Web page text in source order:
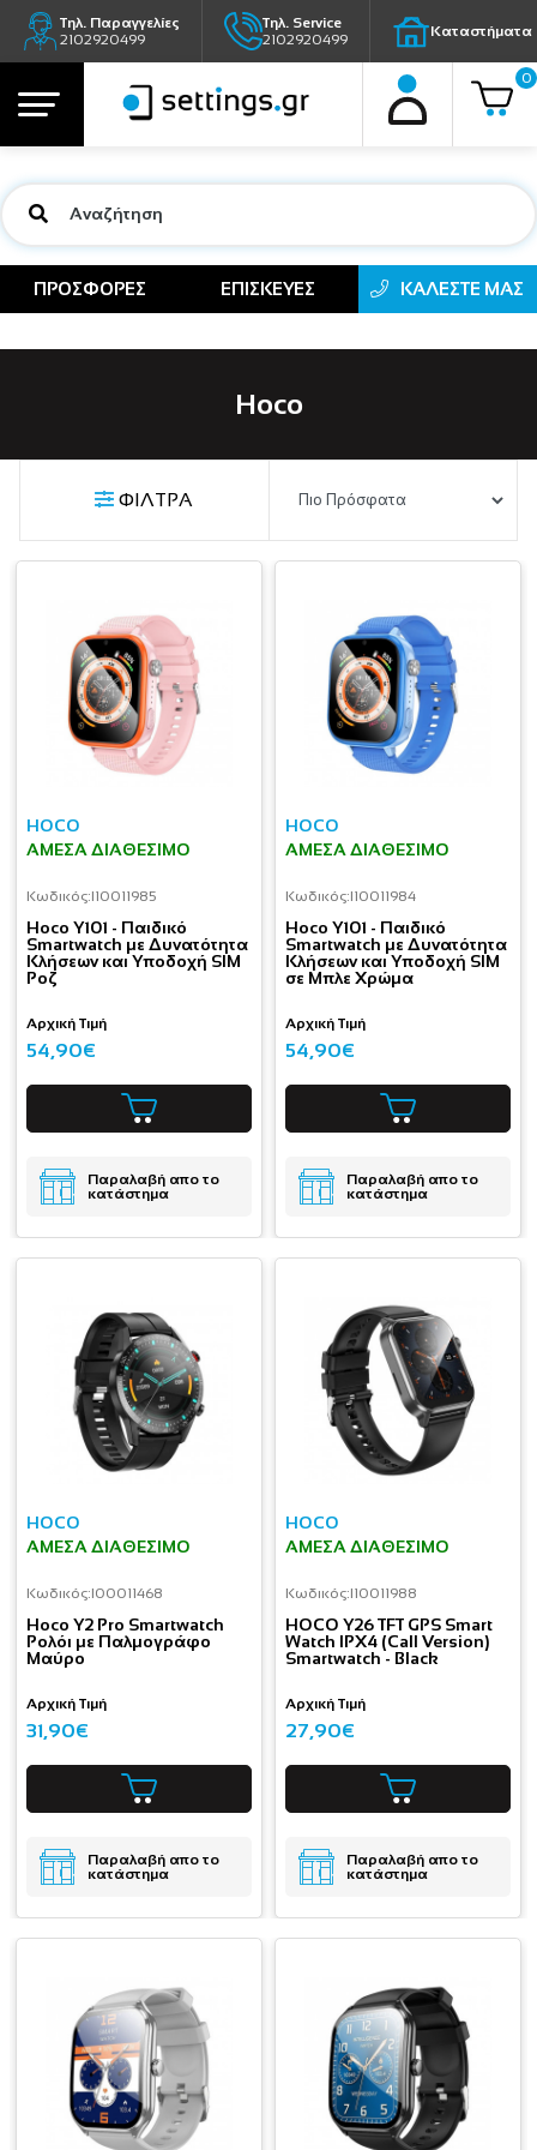
Τηλ. Παραγγελίες
2102920499
Τηλ. Service
2102920499
Καταστήματα
0
ΠΡΟΣΦΟΡΕΣ ΕΠΙΣΚΕΥΕΣ ΚΑΛΕΣΤΕ ΜΑΣ
Hoco
ΦΙΛΤΡΑ
HOCO
ΆΜΕΣΑ ΔΙΑΘΈΣΙΜΟ
Κωδικός:I10011985
Hoco Y101 - Παιδικό
Smartwatch με Δυνατότητα
Κλήσεων και Υποδοχή SIM
Ροζ
Αρχική Τιμή
54,90€
Παραλαβή απο το
κατάστημα
HOCO
ΆΜΕΣΑ ΔΙΑΘΈΣΙΜΟ
Κωδικός:I10011984
Hoco Y101 - Παιδικό
Smartwatch με Δυνατότητα
Κλήσεων και Υποδοχή SIM
σε Μπλε Xρώμα
Αρχική Τιμή
54,90€
Παραλαβή απο το
κατάστημα
HOCO
ΆΜΕΣΑ ΔΙΑΘΈΣΙΜΟ
Κωδικός:I00011468
Hoco Y2 Pro Smartwatch
Ρολόι με Παλμογράφο
Μαύρο
Αρχική Τιμή
31,90€
Παραλαβή απο το
κατάστημα
HOCO
ΆΜΕΣΑ ΔΙΑΘΈΣΙΜΟ
Κωδικός:I10011988
HOCO Y26 TFT GPS Smart
Watch IPX4 (Call Version)
Smartwatch - Black
Αρχική Τιμή
27,90€
Παραλαβή απο το
κατάστημα